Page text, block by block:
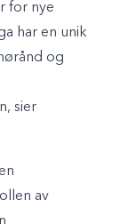
for nye
har en unik
og
sier
av